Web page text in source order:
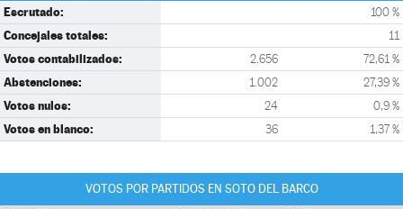
Escrutado: 100 %
Concejales totales: 11
Votos contabilizados: 2.656 72,61 %
Abstenciones: 1.002 27,39 %
Votos nulos: 24 0,9 %
Votos en blanco: 36 1,37 %
VOTOS POR PARTIDOS EN SOTO DEL BARCO